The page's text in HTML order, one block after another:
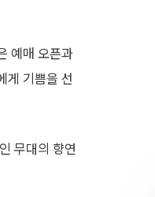
예매 오픈과
게 기쁨을 선
무대의 향연